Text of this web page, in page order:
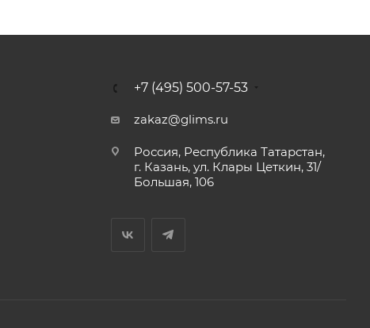
+7 (495) 500-57-53
zakaz@glims.ru
Россия, Республика Татарстан,
г. Казань, ул. Клары Цеткин, 31/
Большая, 106